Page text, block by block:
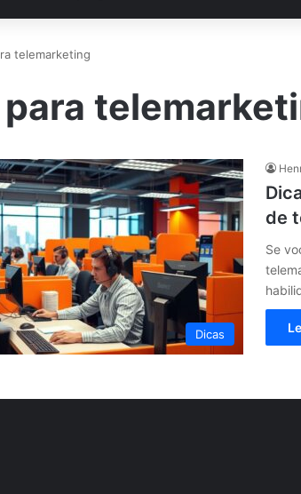
telemarketing
Dicas
de
Se